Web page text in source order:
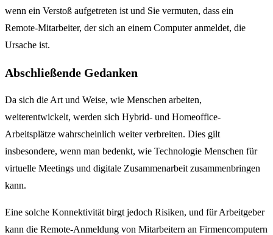
wenn ein Verstoß aufgetreten ist und Sie vermuten, dass ein
Remote-Mitarbeiter, der sich an einem Computer anmeldet, die
Ursache ist.
Abschließende Gedanken
Da sich die Art und Weise, wie Menschen arbeiten,
weiterentwickelt, werden sich Hybrid- und Homeoffice-
Arbeitsplätze wahrscheinlich weiter verbreiten. Dies gilt
insbesondere, wenn man bedenkt, wie Technologie Menschen für
virtuelle Meetings und digitale Zusammenarbeit zusammenbringen
kann.
Eine solche Konnektivität birgt jedoch Risiken, und für Arbeitgeber
kann die Remote-Anmeldung von Mitarbeitern an Firmencomputern